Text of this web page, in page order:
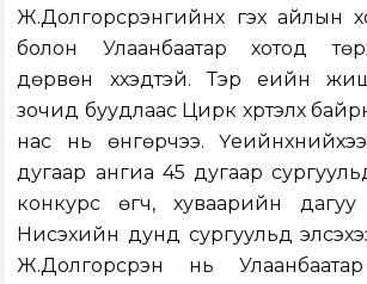
Ж.Долгорсүрэнгийнх гэх айлын
болон Улаанбаатар хотод
дөрвөн хүүхэдтэй. Тэр үеийн
зочид буудлаас Цирк хүртэлх
нас нь өнгөрчээ.
дугаар ангиа 45 дугаар
конкурс өгч, хуваарийн
Нисэхийн дунд сургуульд
Ж.Долгорсүрэн нь